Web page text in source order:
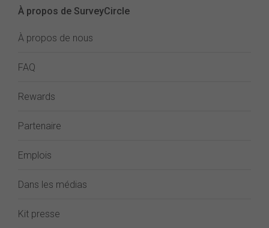
À propos de SurveyCircle
À propos de nous
FAQ
Rewards
Partenaire
Emplois
Dans les médias
Kit presse